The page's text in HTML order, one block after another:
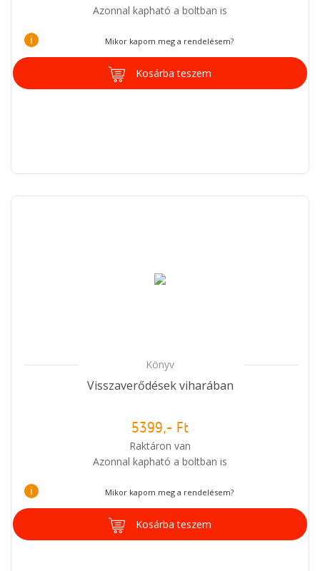
Azonnal kapható a boltban is
i Mikor kapom meg a rendelésem?
Kosárba teszem
Könyv
Visszaverődések viharában
5399,- Ft
Raktáron van
Azonnal kapható a boltban is
i Mikor kapom meg a rendelésem?
Kosárba teszem